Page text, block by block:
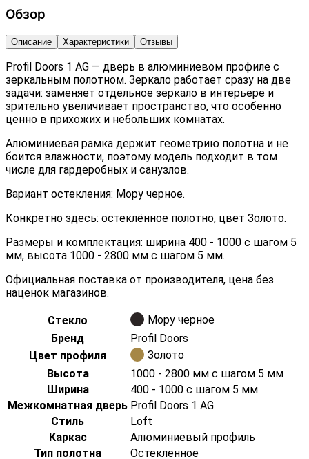
Обзор
Описание Характеристики Отзывы
Profil Doors 1 AG — дверь в алюминиевом профиле с
зеркальным полотном. Зеркало работает сразу на две
задачи: заменяет отдельное зеркало в интерьере и
зрительно увеличивает пространство, что особенно
ценно в прихожих и небольших комнатах.
Алюминиевая рамка держит геометрию полотна и не
боится влажности, поэтому модель подходит в том
числе для гардеробных и санузлов.
Вариант остекления: Мору черное.
Конкретно здесь: остеклённое полотно, цвет Золото.
Размеры и комплектация: ширина 400 - 1000 с шагом 5
мм, высота 1000 - 2800 мм с шагом 5 мм.
Официальная поставка от производителя, цена без
наценок магазинов.
Стекло
Мору черное
Бренд
Profil Doors
Цвет профиля
Золото
Высота
1000 - 2800 мм с шагом 5 мм
Ширина
400 - 1000 с шагом 5 мм
Межкомнатная дверь Profil Doors 1 AG
Стиль
Loft
Каркас
Алюминиевый профиль
Тип полотна
Остекленное